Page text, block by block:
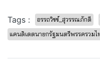
Tags : อรรถวิชช์_สุวรรณภักดี
แคนดิเดตนายกรัฐมนตรีพรรครวมไ